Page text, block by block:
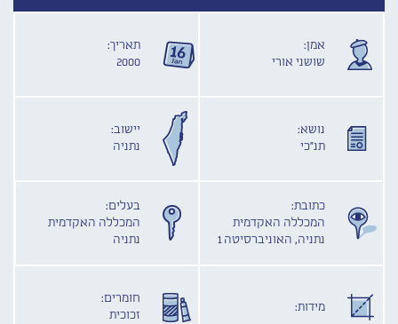
אמן:
שושני אורי
תאריך:
2000
נושא:
תנ"כי
יישוב:
נתניה
כתובת:
המכללה האקדמית
נתניה, האוניברסיטה 1
בעלים:
המכללה האקדמית
נתניה
מידות:
חומרים:
זכוכית